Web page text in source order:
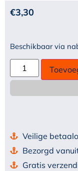
€3,30
Beschikbaar via
Veilige
Bezorgd
Gratis